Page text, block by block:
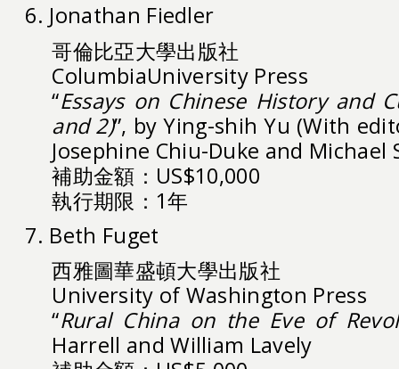
6. Jonathan Fiedler
哥倫比亞大學出版社
ColumbiaUniversity Press
“Essays on Chinese History and
and 2)”, by Ying-shih Yu (With
Josephine Chiu-Duke and Michael
補助金額：US$10,000
執行期限：1年
7. Beth Fuget
西雅圖華盛頓大學出版社
University of Washington Press
“Rural China on the Eve of
Harrell and William Lavely